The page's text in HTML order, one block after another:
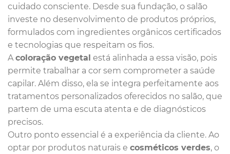
cuidado consciente. Desde sua fundação, o salão
investe no desenvolvimento de produtos próprios,
formulados com ingredientes orgânicos certificados
e tecnologias que respeitam os fios.
Acoloração vegetal está alinhada a essa visão, pois
permite trabalhar a cor sem comprometer a saúde
capilar. Além disso, ela se integra perfeitamente aos
tratamentos personalizados oferecidos no salão, que
partem de uma escuta atenta e de diagnósticos
precisos.
Outro ponto essencial é a experiência da cliente. Ao
optar por produtos naturais e cosméticos verdes, o